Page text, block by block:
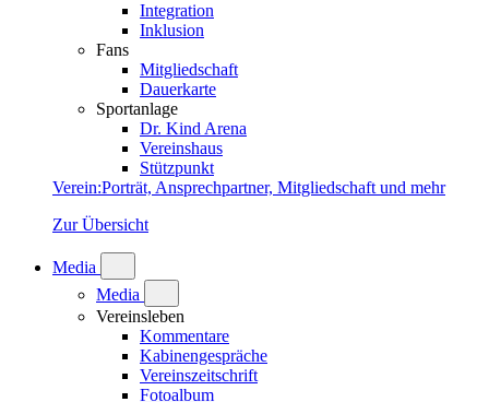
Integration
Inklusion
Fans
Mitgliedschaft
Dauerkarte
Sportanlage
Dr. Kind Arena
Vereinshaus
Stützpunkt
Verein:Porträt, Ansprechpartner, Mitgliedschaft und mehr
Zur Übersicht
Media
Media
Vereinsleben
Kommentare
Kabinengespräche
Vereinszeitschrift
Fotoalbum